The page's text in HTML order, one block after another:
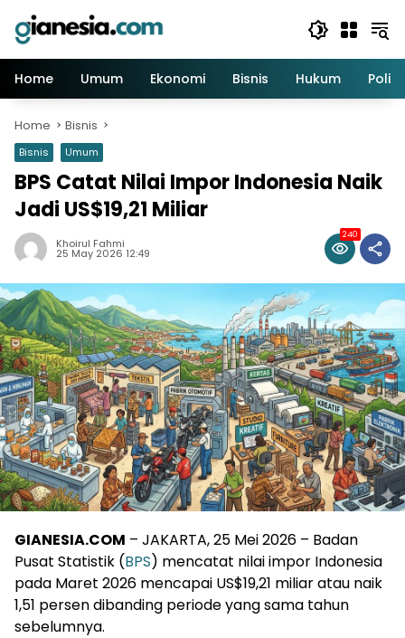
content
Home
Umum Ekonomi Bisnis Hukum Politik
Home Bisnis
Bisnis Umum
BPS Catat Nilai Impor Indonesia Naik
Jadi US$19,21 Miliar
Khoirul Fahmi
25 May 2026 12:49
240
GIANESIA.COM – JAKARTA, 25 Mei 2026 – Badan
Pusat Statistik (BPS) mencatat nilai impor Indonesia
pada Maret 2026 mencapai US$19,21 miliar atau naik
1,51 persen dibanding periode yang sama tahun
sebelumnya.